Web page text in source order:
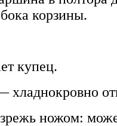
корзины.
купец.
ножом: